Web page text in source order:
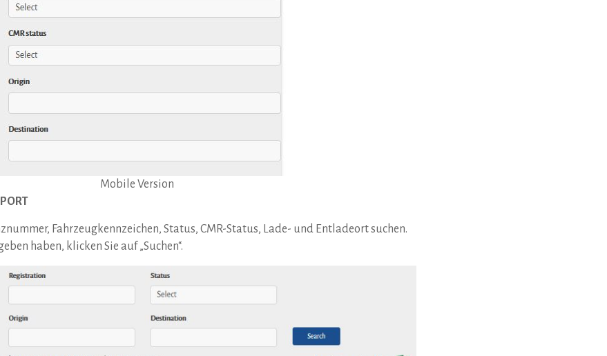
Mobile Version
Fahrzeugkennzeichen, Status, CMR-Status, Lade- und Entladeort suchen.
haben, klicken Sie auf „Suchen“.